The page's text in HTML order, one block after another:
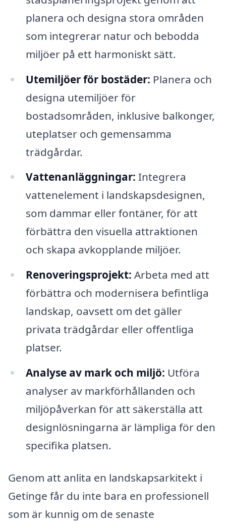
planera och designa stora områden
som integrerar natur och bebodda
miljöer på ett harmoniskt sätt.
Utemiljöer för bostäder: Planera och
designa utemiljöer för
bostadsområden, inklusive balkonger,
uteplatser och gemensamma
trädgårdar.
Vattenanläggningar: Integrera
vattenelement i landskapsdesignen,
som dammar eller fontäner, för att
förbättra den visuella attraktionen
och skapa avkopplande miljöer.
Renoveringsprojekt: Arbeta med att
förbättra och modernisera befintliga
landskap, oavsett om det gäller
privata trädgårdar eller offentliga
platser.
Analyse av mark och miljö: Utföra
analyser av markförhållanden och
miljöpåverkan för att säkerställa att
designlösningarna är lämpliga för den
specifika platsen.
Genom att anlita en landskapsarkitekt i
Getinge får du inte bara en professionell
som är kunnig om de senaste